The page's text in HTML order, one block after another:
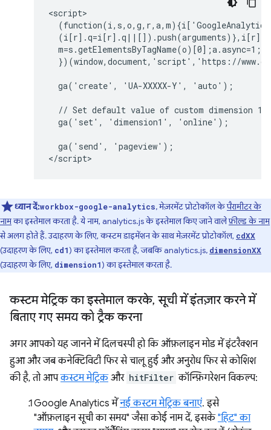
<script>
})(window,document,'script','https://
  ga('create', 'UA-XXXXX-Y', 'auto');
// Set default value of custom dimension 1
  ga('set', 'dimension1', 'online');
  ga('send', 'pageview');
ध्यान दें:workbox-google-analytics, मेज़रमेंट प्रोटोकॉल केपैरामीटर के
नामका इस्तेमाल करता है. ये नाम, analytics.js के इस्तेमाल किए जाने वालेफ़ील्ड के नाम
से अलग होते हैं. उदाहरण के लिए, कस्टम डाइमेंशन के साथ मेज़रमेंट प्रोटोकॉल, cdXX
(उदाहरण के लिए, cd1) का इस्तेमाल करता है, जबकि analytics.js, dimensionXX
(उदाहरण के लिए, dimension1) का इस्तेमाल करता है.
कस्टम मेट्रिक का इस्तेमाल करके, सूची में इंतज़ार करने में
बिताए गए समय को ट्रैक करना
अगर आपको यह जानने में दिलचस्पी हो कि ऑफ़लाइन मोड में इंटरैक्शन
हुआ और जब कनेक्टिविटी फिर से चालू हुई और अनुरोध फिर से कोशिश
की है, तो आपकस्टम मेट्रिकऔर hitFilter कॉन्फ़िगरेशन विकल्प:
Google Analytics मेंनई कस्टम मेट्रिक बनाएं. इसे
"ऑफ़लाइन सूची का समय" जैसा कोई नाम दें, इसके"हिट" का